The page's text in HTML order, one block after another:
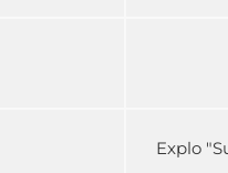
Explo